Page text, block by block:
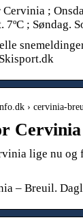
;
7ºC ; Søndag.
› cervinia-
lige nu og
– Breuil.